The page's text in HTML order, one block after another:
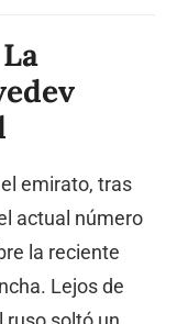
emirato, tras
actual número
la reciente
Lejos de